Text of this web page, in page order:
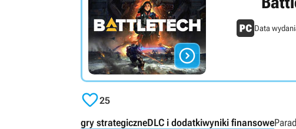

Data
25
gry strategiczneDLC i dodatkiwyniki finansowe